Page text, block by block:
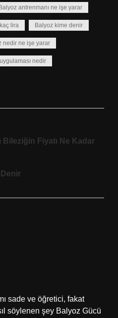
Balyoz antrenmanı ne işe yarar
lira Balyoz kime denir
nedir ne işe yarar
nedir
Bileziğin Fiyatı Ne Kadar
sade ve öğretici, fakat
söylenen şey Balyoz Gücü